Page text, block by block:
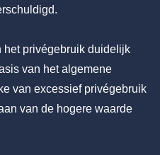
privégebruik duidelijk
van het algemene
van excessief privégebruik
van de hogere waarde